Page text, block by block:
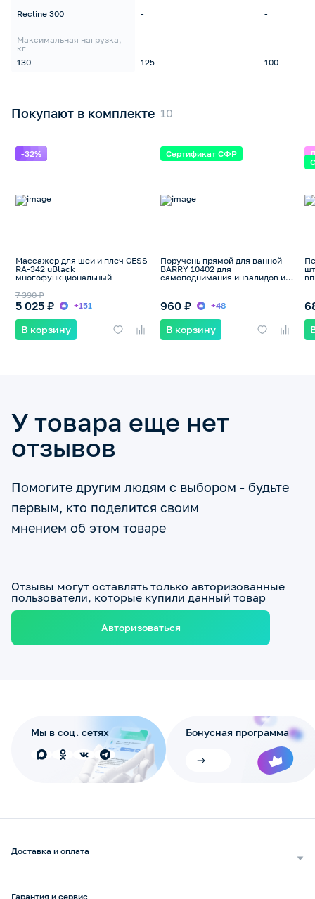
Recline 300
Максимальная нагрузка,
кг
130
-
125
-
100
Покупают в комплекте
-32%
Массажер для шеи и плеч GESS
RA-342 uBlack
многофункциональный
5 025 ₽
7 390 ₽
+151
В корзину
Сертификат СФР
Поручень прямой для ванной
BARRY 10402 для
самоподнимания инвалидов и
960 ₽ +48
В корзину
У товара еще нет
отзывов
Помогите другим людям с выбором - будьте
первым, кто поделится своим
мнением об этом товаре
Отзывы могут оставлять только авторизованные
пользователи, которые купили данный товар
Авторизоваться
Мы в соц. сетях Бонусная программа
Доставка и оплата
Гарантия и сервис